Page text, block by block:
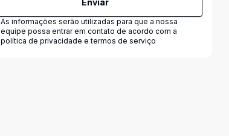
Enviar
As informações serão utilizadas para que a nossa
equipe possa entrar em contato de acordo com a
política de privacidade e termos de serviço